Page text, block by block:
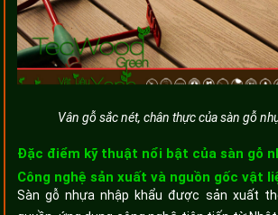
Vân gỗ sắc nét, chân thực của sàn gỗ
Đặc điểm kỹ thuật nổi bật của sàn gỗ
Công nghệ sản xuất và nguồn gốc vật
Sàn gỗ nhựa nhập khẩu được sản xuất